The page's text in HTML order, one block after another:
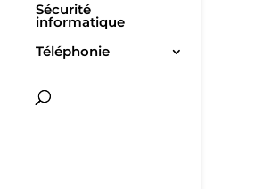
Sécurité
informatique
Téléphonie